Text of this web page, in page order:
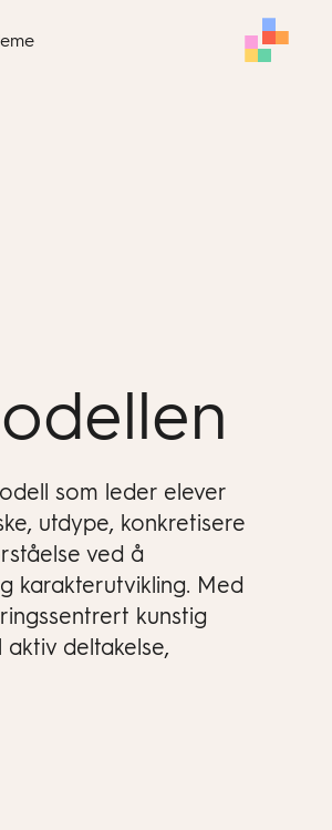
som leder elever
utdype, konkretisere
ved å
karakterutvikling. Med
kunstig
deltakelse,